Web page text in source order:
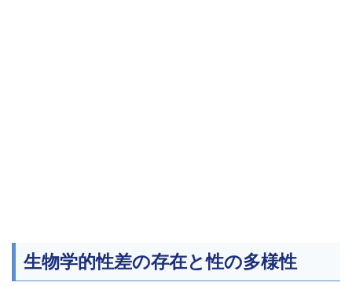
生物学的性差の存在と性の多様性